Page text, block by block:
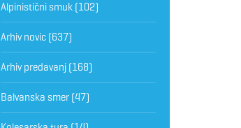
Alpinistični smuk(102)
Arhiv novic(637)
Arhiv predavanj(168)
Balvanska smer(47)